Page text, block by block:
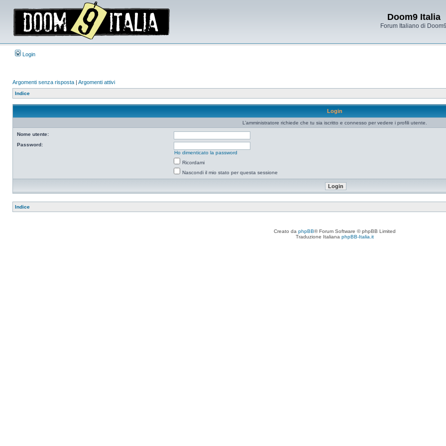
Doom9 Italia
Forum Italiano di Doom9
Login
Argomenti senza risposta | Argomenti attivi
Indice
Login
L’amministratore richiede che tu sia iscritto e connesso per vedere i profili utente.
Nome utente:
Password:
Ho dimenticato la password
Ricordami
Nascondi il mio stato per questa sessione
Indice
Creato da phpBB® Forum Software © phpBB Limited
Traduzione Italiana phpBB-Italia.it